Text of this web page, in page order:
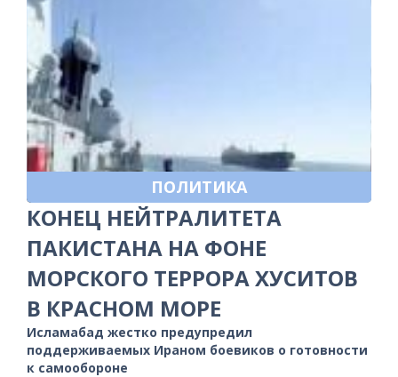
ПОЛИТИКА
КОНЕЦ НЕЙТРАЛИТЕТА
ПАКИСТАНА НА ФОНЕ
МОРСКОГО ТЕРРОРА ХУСИТОВ
В КРАСНОМ МОРЕ
Исламабад жестко предупредил
поддерживаемых Ираном боевиков о готовности
к самообороне